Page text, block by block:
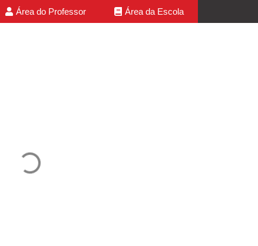
Área do Professor Área da Escola